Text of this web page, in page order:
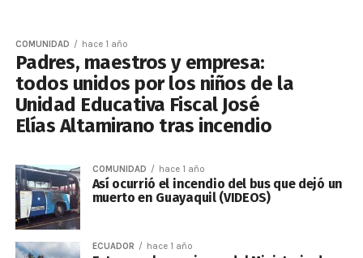
COMUNIDAD hace 1 año
Padres, maestros y empresa:
todos unidos por los niños de la
Unidad Educativa Fiscal José
Elías Altamirano tras incendio
COMUNIDAD hace 1 año
Así ocurrió el incendio del bus que dejó un
muerto en Guayaquil (VIDEOS)
ECUADOR hace 1 año